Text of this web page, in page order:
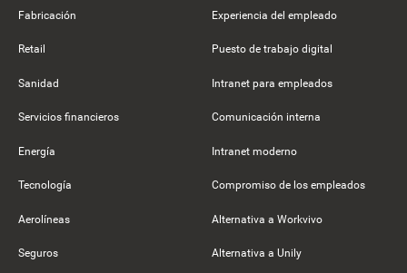
Fabricación
Retail
Sanidad
Servicios financieros
Energía
Tecnología
Aerolíneas
Seguros
Experiencia del empleado
Puesto de trabajo digital
Intranet para empleados
Comunicación interna
Intranet moderno
Compromiso de los empleados
Alternativa a Workvivo
Alternativa a Unily